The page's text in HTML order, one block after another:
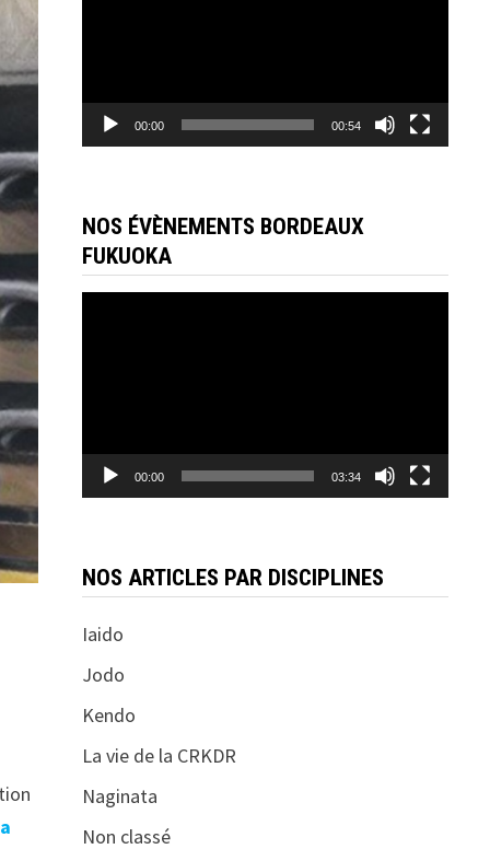
00:00 00:54
NOS ÉVÈNEMENTS BORDEAUX
FUKUOKA
00:00 03:34
NOS ARTICLES PAR DISCIPLINES
Iaido
Jodo
Kendo
La vie de la CRKDR
Naginata
Non classé